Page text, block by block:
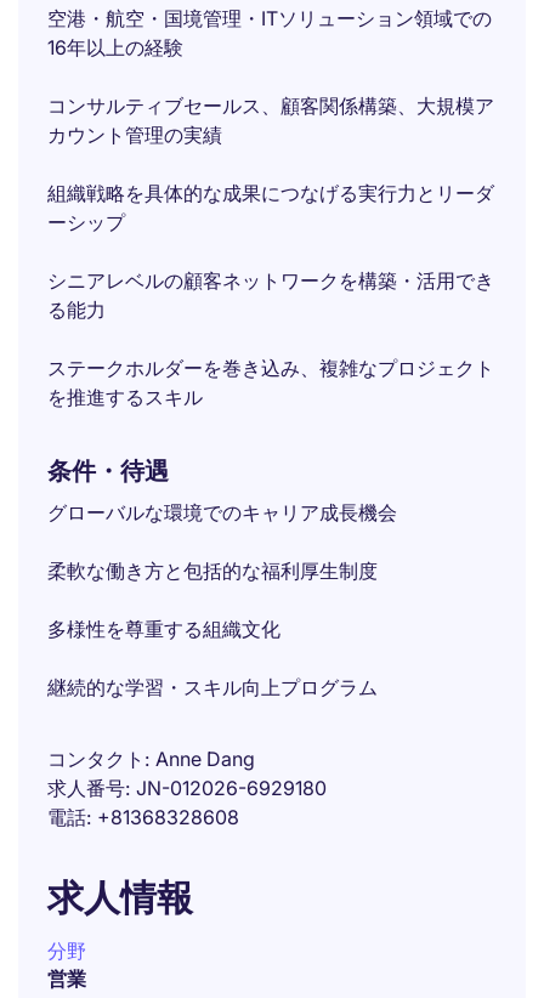
空港・航空・国境管理・ITソリューション領域での
16年以上の経験
コンサルティブセールス、顧客関係構築、大規模ア
カウント管理の実績
組織戦略を具体的な成果につなげる実行力とリーダ
ーシップ
シニアレベルの顧客ネットワークを構築・活用でき
る能力
ステークホルダーを巻き込み、複雑なプロジェクト
を推進するスキル
条件・待遇
グローバルな環境でのキャリア成長機会
柔軟な働き方と包括的な福利厚生制度
多様性を尊重する組織文化
継続的な学習・スキル向上プログラム
コンタクト
Anne Dang
求人番号 JN-012026-6929180
電話 +81368328608
求人情報
分野
営業